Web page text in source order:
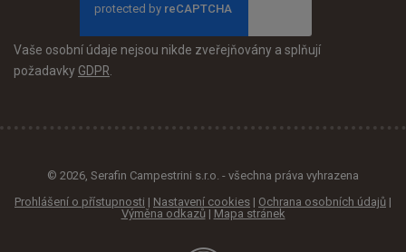
Vaše osobní údaje nejsou nikde zveřejňovány a splňují
požadavky GDPR.
© 2026, Serafin Campestrini s.r.o. - všechna práva vyhrazena
Prohlášení o přístupnosti | Nastavení cookies | Ochrana osobních údajů |
Výměna odkazů | Mapa stránek